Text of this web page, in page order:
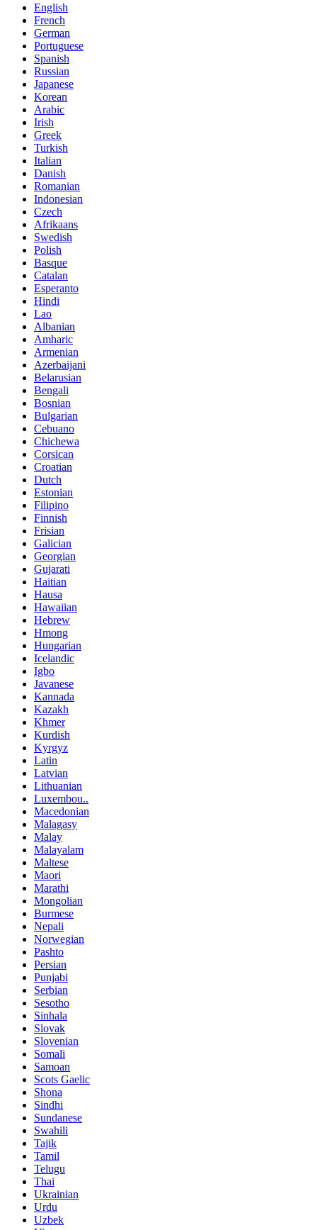
English
French
German
Portuguese
Spanish
Russian
Japanese
Korean
Arabic
Irish
Greek
Turkish
Italian
Danish
Romanian
Indonesian
Czech
Afrikaans
Swedish
Polish
Basque
Catalan
Esperanto
Hindi
Lao
Albanian
Amharic
Armenian
Azerbaijani
Belarusian
Bengali
Bosnian
Bulgarian
Cebuano
Chichewa
Corsican
Croatian
Dutch
Estonian
Filipino
Finnish
Frisian
Galician
Georgian
Gujarati
Haitian
Hausa
Hawaiian
Hebrew
Hmong
Hungarian
Icelandic
Igbo
Javanese
Kannada
Kazakh
Khmer
Kurdish
Kyrgyz
Latin
Latvian
Lithuanian
Luxembou..
Macedonian
Malagasy
Malay
Malayalam
Maltese
Maori
Marathi
Mongolian
Burmese
Nepali
Norwegian
Pashto
Persian
Punjabi
Serbian
Sesotho
Sinhala
Slovak
Slovenian
Somali
Samoan
Scots Gaelic
Shona
Sindhi
Sundanese
Swahili
Tajik
Tamil
Telugu
Thai
Ukrainian
Urdu
Uzbek